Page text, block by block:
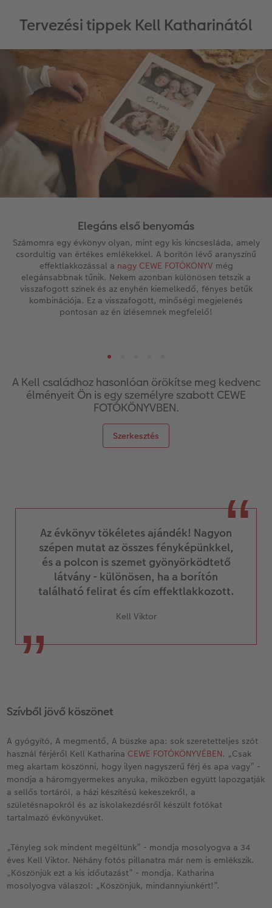
Tervezési tippek Kell Katharinától
Elegáns első benyomás
Számomra egy évkönyv olyan, mint egy kis kincsesláda, amely
csordultig van értékes emlékekkel. A borítón lévő aranyszínű
effektlakkozással a nagy CEWE FOTÓKÖNYV még
elegánsabbnak tűnik. Nekem azonban különösen tetszik a
visszafogott színek és az enyhén kiemelkedő, fényes betűk
kombinációja. Ez a visszafogott, minőségi megjelenés
pontosan az én ízlésemnek megfelelő!
A Kell családhoz hasonlóan örökítse meg kedvenc
élményeit Ön is egy személyre szabott CEWE
FOTÓKÖNYVBEN.
Szerkesztés
Az évkönyv tökéletes ajándék! Nagyon
szépen mutat az összes fényképünkkel,
és a polcon is szemet gyönyörködtető
látvány - különösen, ha a borítón
található felirat és cím effektlakkozott.
Kell Viktor
Szívből jövő köszönet
A gyógyító, A megmentő, A büszke apa: sok szeretetteljes szót
használ férjéről Kell Katharina CEWE FOTÓKÖNYVÉBEN. „Csak
meg akartam köszönni, hogy ilyen nagyszerű férj és apa vagy” -
mondja a háromgyermekes anyuka, miközben együtt lapozgatják
a sellős tortáról, a házi készítésú kekeszekről, a
születésnapokról és az iskolakezdésről készült fotókat
tartalmazó évkönyvüket.
„Tényleg sok mindent megéltünk” - mondja mosolyogva a 34
éves Kell Viktor. Néhány fotós pillanatra már nem is emlékszik.
„Köszönjük ezt a kis időutazást” - mondja. Katharina
mosolyogva válaszol: „Köszönjük, mindannyiunkért!”.